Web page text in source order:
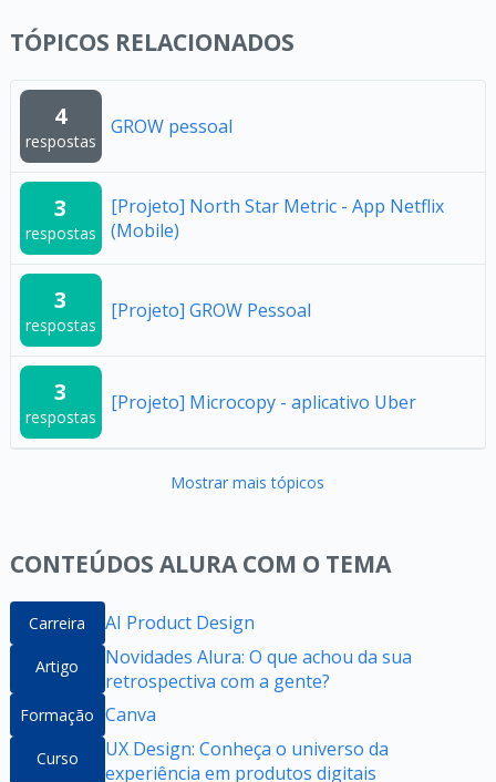
TÓPICOS RELACIONADOS
4
respostas
GROW pessoal
3
respostas
[Projeto] North Star Metric - App Netflix
(Mobile)
3
respostas
[Projeto] GROW Pessoal
3
respostas
[Projeto] Microcopy - aplicativo Uber
Mostrar mais tópicos
CONTEÚDOS ALURA COM O TEMA
Carreira AI Product Design
Artigo
Novidades Alura: O que achou da sua
retrospectiva com a gente?
Formação Canva
Curso
UX Design: Conheça o universo da
experiência em produtos digitais